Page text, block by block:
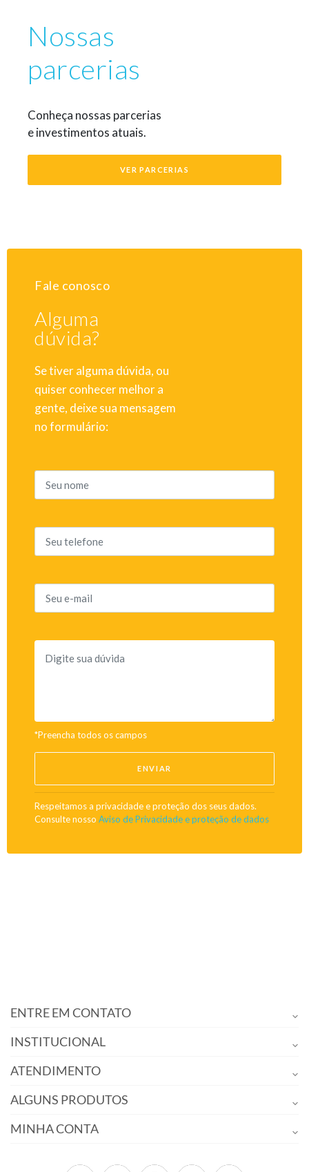
Nossas
parcerias
Conheça nossas parcerias
e investimentos atuais.
VER PARCERIAS
Fale conosco
Alguma
dúvida?
Se tiver alguma dúvida, ou
quiser conhecer melhor a
gente, deixe sua mensagem
no formulário:
*Preencha todos os campos
ENVIAR
Respeitamos a privacidade e proteção dos seus dados.
Consulte nosso Aviso de Privacidade e proteção de dados
ENTRE EM CONTATO
INSTITUCIONAL
ATENDIMENTO
ALGUNS PRODUTOS
MINHA CONTA